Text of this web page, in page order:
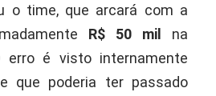
o time, que arcará com a
R$ 50 mil na
erro é visto internamente
que poderia ter passado